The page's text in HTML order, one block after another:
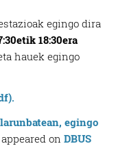
egingo dira
18:30era
hauek egingo
egingo
onDBUS